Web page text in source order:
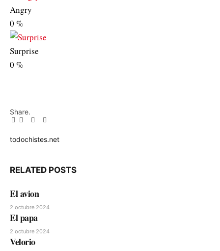
Angry
0 %
Surprise
0 %
Share.
Facebook
TwitterPinterest
LinkedIn
Tumblr
Email
todochistes.net
RELATED POSTS
El avion
2 octubre 2024
El papa
2 octubre 2024
Velorio